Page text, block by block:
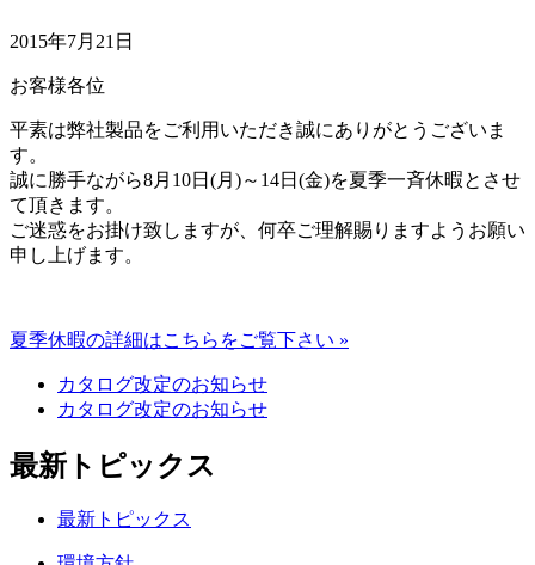
2015年7月21日
お客様各位
平素は弊社製品をご利用いただき誠にありがとうございま
す。
誠に勝手ながら8月10日(月)～14日(金)を夏季一斉休暇とさせ
て頂きます。
ご迷惑をお掛け致しますが、何卒ご理解賜りますようお願い
申し上げます。
夏季休暇の詳細はこちらをご覧下さい »
カタログ改定のお知らせ
カタログ改定のお知らせ
最新トピックス
最新トピックス